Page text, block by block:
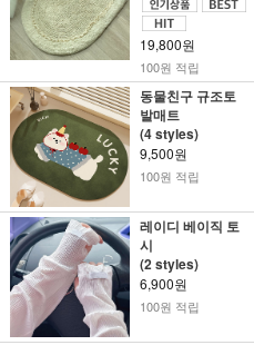
19,800원
100원 적립
동물친구 규조토
발매트
(4 styles)
9,500원
100원 적립
레이디 베이직 토
시
(2 styles)
6,900원
100원 적립